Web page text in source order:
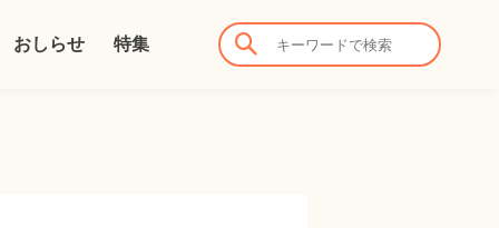
おしらせ 特集